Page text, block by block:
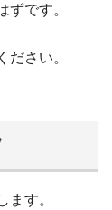
ずです。
さい。
ます。